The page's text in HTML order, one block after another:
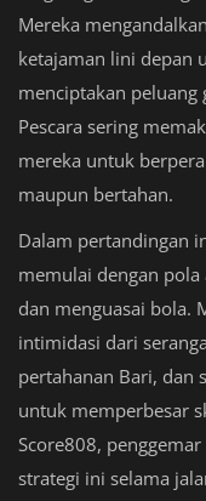
Mereka
ketajaman lini depan
menciptakan peluang
Pescara sering
mereka untuk
maupun bertahan.
Dalam pertandingan
memulai dengan pola
dan menguasai bola.
intimidasi dari
pertahanan Bari, dan
untuk memperbesar
Score808,
strategi ini selama